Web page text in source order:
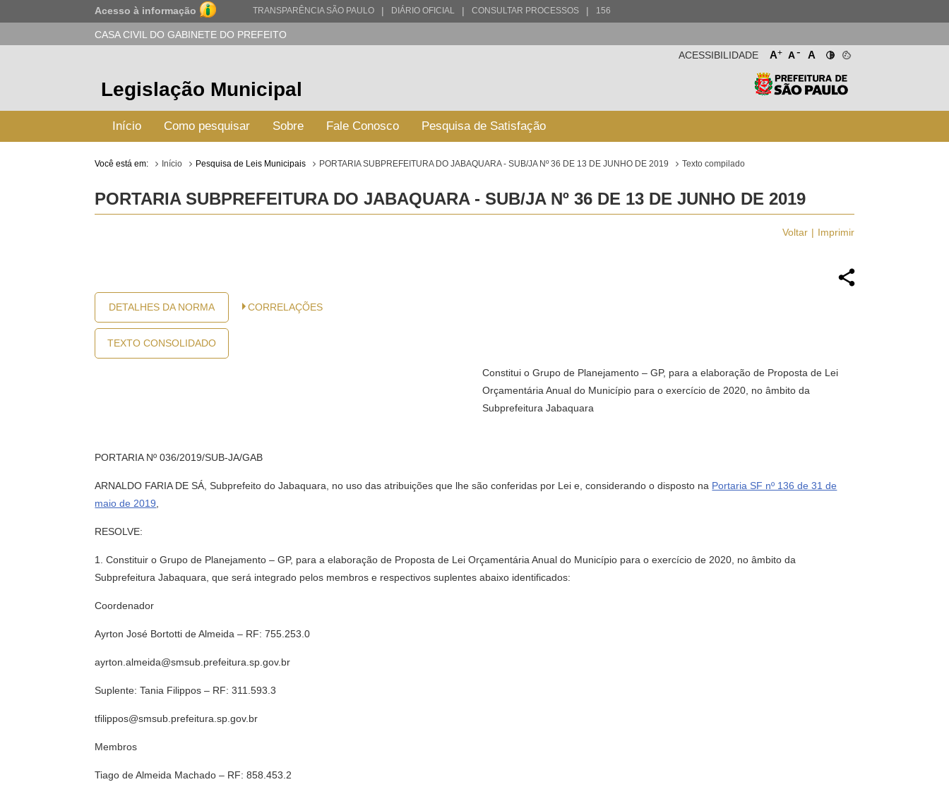
Acesso à informação TRANSPARÊNCIA SÃO PAULO | DIÁRIO OFICIAL | CONSULTAR PROCESSOS | 156
CASA CIVIL DO GABINETE DO PREFEITO
A+ A- A
ACESSIBILIDADE
Legislação Municipal
Início Como pesquisar Sobre Fale Conosco Pesquisa de Satisfação
Você está em: Início Pesquisa de Leis Municipais PORTARIA SUBPREFEITURA DO JABAQUARA - SUB/JA Nº 36 DE 13 DE JUNHO DE 2019 Texto compilado
PORTARIA SUBPREFEITURA DO JABAQUARA - SUB/JA Nº 36 DE 13 DE JUNHO DE 2019
Voltar Imprimir
DETALHES DA NORMA
TEXTO CONSOLIDADO
CORRELAÇÕES
Constitui o Grupo de Planejamento – GP, para a elaboração de Proposta de Lei
Orçamentária Anual do Município para o exercício de 2020, no âmbito da
Subprefeitura Jabaquara
PORTARIA Nº 036/2019/SUB-JA/GAB
ARNALDO FARIA DE SÁ, Subprefeito do Jabaquara, no uso das atribuições que lhe são conferidas por Lei e, considerando o disposto na Portaria SF nº 136 de 31 de
maio de 2019
RESOLVE:
1. Constituir o Grupo de Planejamento – GP, para a elaboração de Proposta de Lei Orçamentária Anual do Município para o exercício de 2020, no âmbito da
Subprefeitura Jabaquara, que será integrado pelos membros e respectivos suplentes abaixo identificados:
Coordenador
Ayrton José Bortotti de Almeida – RF: 755.253.0
ayrton.almeida@smsub.prefeitura.sp.gov.br
Suplente: Tania Filippos – RF: 311.593.3
tfilippos@smsub.prefeitura.sp.gov.br
Membros
Tiago de Almeida Machado – RF: 858.453.2